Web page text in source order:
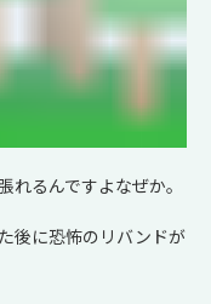
るんですよなぜか。
後に恐怖のリバンドが